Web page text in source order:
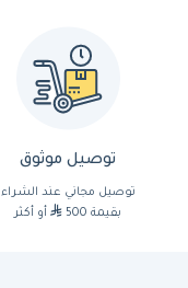
توصيل موثوق
توصيل مجاني عند الشراء
بقيمة 500
أو أكثر